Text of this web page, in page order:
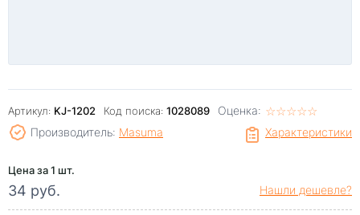
Артикул: KJ-1202 Код поиска: 1028089 Оценка: ☆☆☆☆☆
★★★★★
Характеристики
Производитель: Masuma
Цена за 1 шт.
34 руб. Нашли дешевле?